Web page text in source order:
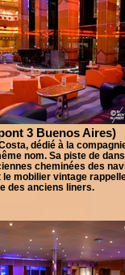
3 Buenos Aires)
dédié à la
nom. Sa piste de
cheminées des
le mobilier vintage
des anciens liners.